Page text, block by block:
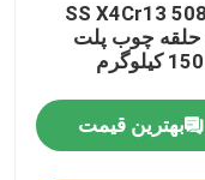
SS X4Cr13
حلقه چوب پلت
بهترین قیمت